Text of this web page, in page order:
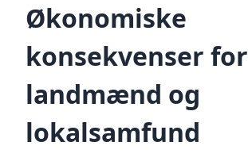
Økonomiske
konsekvenser for
landmænd og
lokalsamfund